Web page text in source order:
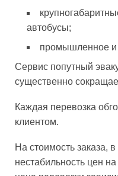
автобусы;
промышленное и
Сервис попутный
существенно
Каждая перевозка
клиентом.
На стоимость заказа,
нестабильность цен